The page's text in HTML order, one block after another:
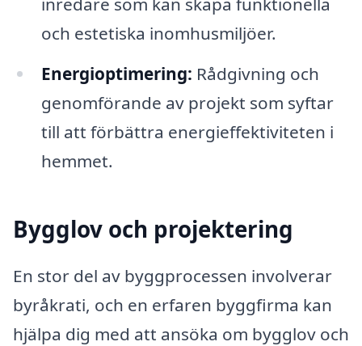
och estetiska inomhusmiljöer.
Energioptimering: Rådgivning och
genomförande av projekt som syftar
till att förbättra energieffektiviteten i
hemmet.
Bygglov och projektering
En stor del av byggprocessen involverar
byråkrati, och en erfaren byggfirma kan
hjälpa dig med att ansöka om bygglov och